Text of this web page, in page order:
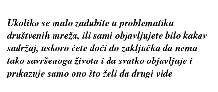
Ukoliko se malo zadubite u problematiku
društvenih mreža, ili sami objavljujete bilo kakav
sadržaj, uskoro ćete doći do zaključka da nema
tako savršenoga života i da svatko objavljuje i
prikazuje samo ono što želi da drugi vide